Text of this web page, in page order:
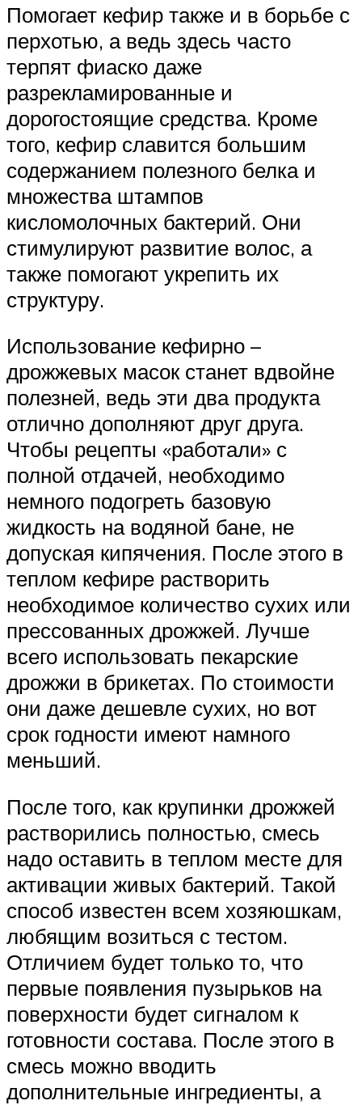
Помогает кефир также и в борьбе с
перхотью, а ведь здесь часто
терпят фиаско даже
разрекламированные и
дорогостоящие средства. Кроме
того, кефир славится большим
содержанием полезного белка и
множества штампов
кисломолочных бактерий. Они
стимулируют развитие волос, а
также помогают укрепить их
структуру.
Использование кефирно –
дрожжевых масок станет вдвойне
полезней, ведь эти два продукта
отлично дополняют друг друга.
Чтобы рецепты «работали» с
полной отдачей, необходимо
немного подогреть базовую
жидкость на водяной бане, не
допуская кипячения. После этого в
теплом кефире растворить
необходимое количество сухих или
прессованных дрожжей. Лучше
всего использовать пекарские
дрожжи в брикетах. По стоимости
они даже дешевле сухих, но вот
срок годности имеют намного
меньший.
После того, как крупинки дрожжей
растворились полностью, смесь
надо оставить в теплом месте для
активации живых бактерий. Такой
способ известен всем хозяюшкам,
любящим возиться с тестом.
Отличием будет только то, что
первые появления пузырьков на
поверхности будет сигналом к
готовности состава. После этого в
смесь можно вводить
дополнительные ингредиенты, а